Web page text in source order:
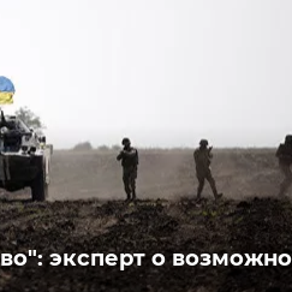
эксперт о